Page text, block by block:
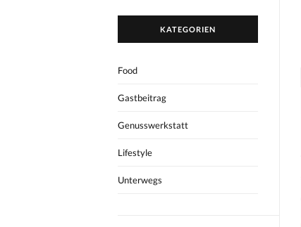
KATEGORIEN
Food
Gastbeitrag
Genusswerkstatt
Lifestyle
Unterwegs